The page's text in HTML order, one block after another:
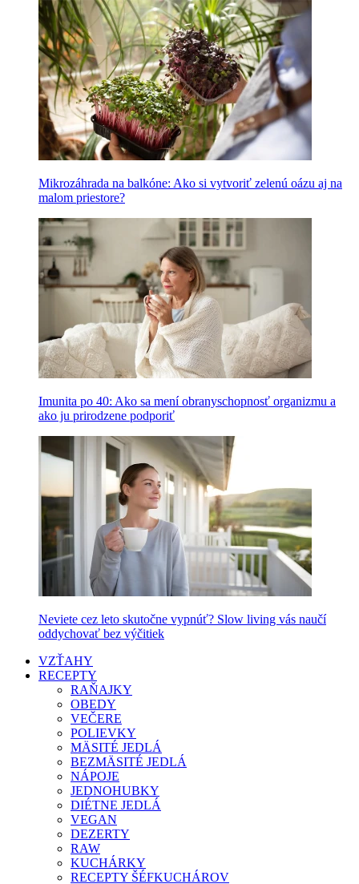
Mikrozáhrada na balkóne: Ako si vytvoriť zelenú oázu aj na
malom priestore?
Imunita po 40: Ako sa mení obranyschopnosť organizmu a
ako ju prirodzene podporiť
Neviete cez leto skutočne vypnúť? Slow living vás naučí
oddychovať bez výčitiek
VZŤAHY
RECEPTY
RAŇAJKY
OBEDY
VEČERE
POLIEVKY
MÄSITÉ JEDLÁ
BEZMÄSITÉ JEDLÁ
NÁPOJE
JEDNOHUBKY
DIÉTNE JEDLÁ
VEGAN
DEZERTY
RAW
KUCHÁRKY
RECEPTY ŠÉFKUCHÁROV